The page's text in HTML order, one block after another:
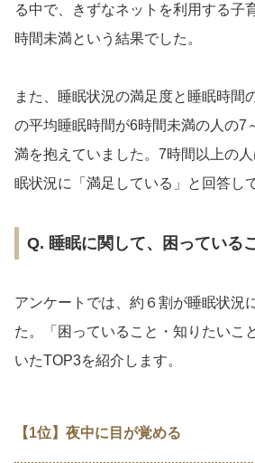
る中で、きずなネットを利用する子
時間未満という結果でした。
また、睡眠状況の満足度と睡眠時間
の平均睡眠時間が6時間未満の人の7
満を抱えていました。7時間以上の
眠状況に「満足している」と回答し
Q. 睡眠に関して、困っている
アンケートでは、約６割が睡眠状況
た。「困っていること・知りたいこ
いたTOP3を紹介します。
【1位】夜中に目が覚める